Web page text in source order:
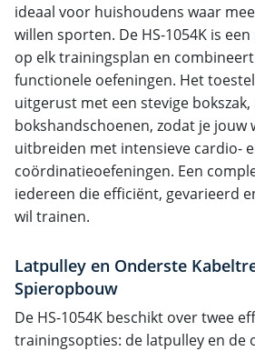
ideaal voor huishoudens waar
willen sporten. De HS-1054K is
op elk trainingsplan en
functionele oefeningen. Het
uitgerust met een stevige
bokshandschoenen, zodat je
uitbreiden met intensieve cardio-
coördinatieoefeningen. Een
iedereen die efficiënt, gevarieerd
wil trainen.
Latpulley en Onderste
Spieropbouw
De HS-1054K beschikt over twee
trainingsopties: de latpulley en de